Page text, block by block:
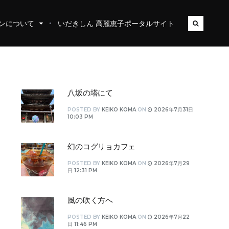
について いだきしん 高麗恵子ポータルサイト
八坂の塔にて
POSTED BY KEIKO KOMA ON
2026年7月31日
10:03 PM
幻のコグリョカフェ
POSTED BY KEIKO KOMA ON
2026年7月29
日 12:31 PM
風の吹く方へ
POSTED BY KEIKO KOMA ON
2026年7月22
日 11:46 PM